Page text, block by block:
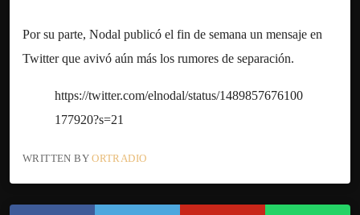
Por su parte, Nodal publicó el fin de semana un mensaje en
Twitter que avivó aún más los rumores de separación.
https://twitter.com/elnodal/status/1489857676100
177920?s=21
WRITTEN BYORTRADIO